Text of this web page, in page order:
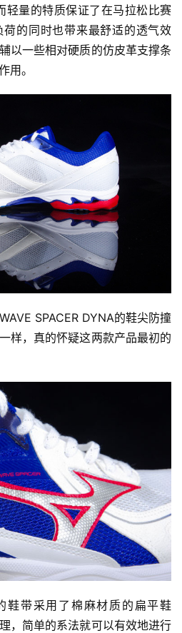
轻量的特质保证了在马拉松比赛
的同时也带来最舒适的透气效
以一些相对硬质的仿皮革支撑条
用。
SPACER DYNA的鞋尖防撞
样，真的怀疑这两款产品最初的
鞋带采用了棉麻材质的扁平鞋
，简单的系法就可以有效地进行